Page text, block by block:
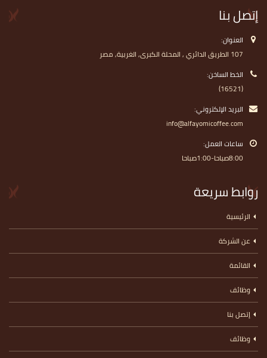
إتصل بنا
العنوان:
107 الطريق الدائري , المحلة الكبرى, الغربية, مصر
الخط الساخن:
(16521)
البريد الإلكتروني:
info@alfayomicoffee.com
ساعات العمل:
8:00صباحا-1:00صباحا
روابط سريعة
الرئيسية
عن الشركة
القائمة
وظائف
إتصل بنا
وظائف